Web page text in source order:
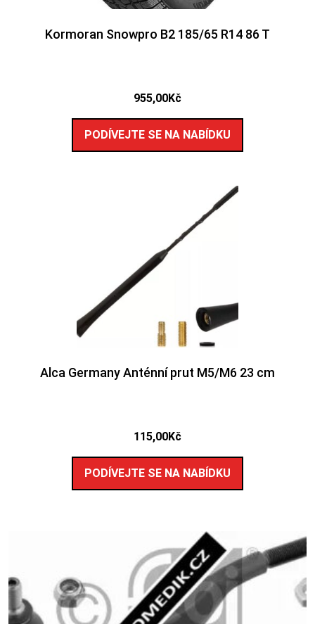
Kormoran Snowpro B2 185/65 R14 86 T
955,00Kč
PODÍVEJTE SE NA NABÍDKU
Alca Germany Anténní prut M5/M6 23 cm
115,00Kč
PODÍVEJTE SE NA NABÍDKU